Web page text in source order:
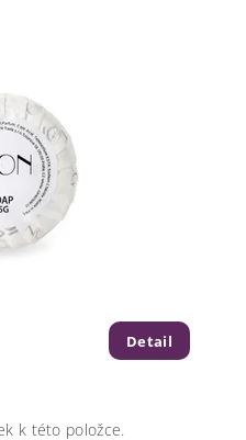
Detail
k této položce.